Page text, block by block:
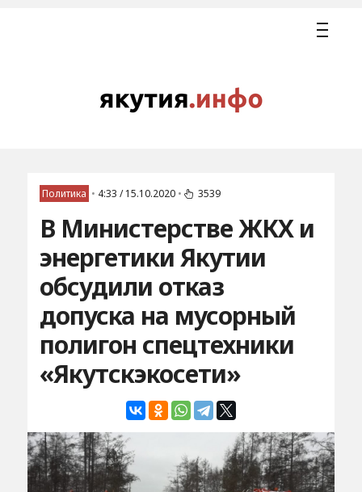
Политика • 4:33 / 15.10.2020 • 3539
В Министерстве ЖКХ и
энергетики Якутии
обсудили отказ
допуска на мусорный
полигон спецтехники
«Якутскэкосети»